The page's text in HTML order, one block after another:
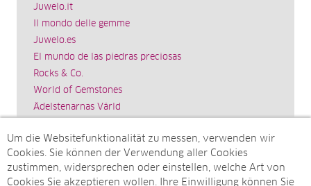
Juwelo.it
Il mondo delle gemme
Juwelo.es
El mundo de las piedras preciosas
Rocks & Co.
World of Gemstones
Ädelstenarnas Värld
Impressum
SITEMAP
Um die Websitefunktionalität zu messen, verwenden wir
Cookies. Sie können der Verwendung aller Cookies
zustimmen, widersprechen oder einstellen, welche Art von
Cookies Sie akzeptieren wollen. Ihre Einwilligung können Sie